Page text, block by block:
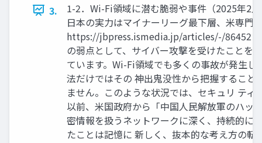
3.
1-2．Wi-Fi領域に潜む脆弱や事件（2025年2
日本の実力はマイナーリーグ最下層、米専門
https://jbpress.ismedia.jp/articles/-/86452 →
の弱点として、サイバー攻撃を受けたことを
ています。Wi-Fi領域でも多くの事故が発生し
法だけではその 神出鬼没性から把握すること
ません。このような状況では、セキュリ テ
以前、米国政府から「中国人民解放軍のハッ
密情報を扱うネットワークに深く、持続的に
たことは記憶に 新しく、抜本的な考え方の転